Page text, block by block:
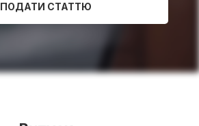
ПОДАТИ СТАТТЮ